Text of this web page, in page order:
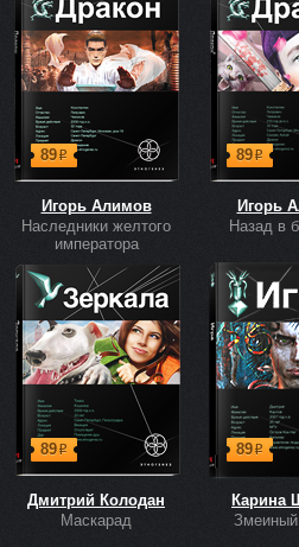
89р
Игорь Алимов
Наследники желтого
императора
89р
Игорь
Назад в
89р
Дмитрий Колодан
Маскарад
89р
Карина
Змеиный